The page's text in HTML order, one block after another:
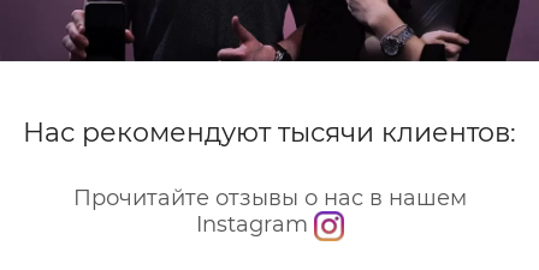
Нас рекомендуют тысячи клиентов:
Прочитайте отзывы о нас в нашем
Instagram